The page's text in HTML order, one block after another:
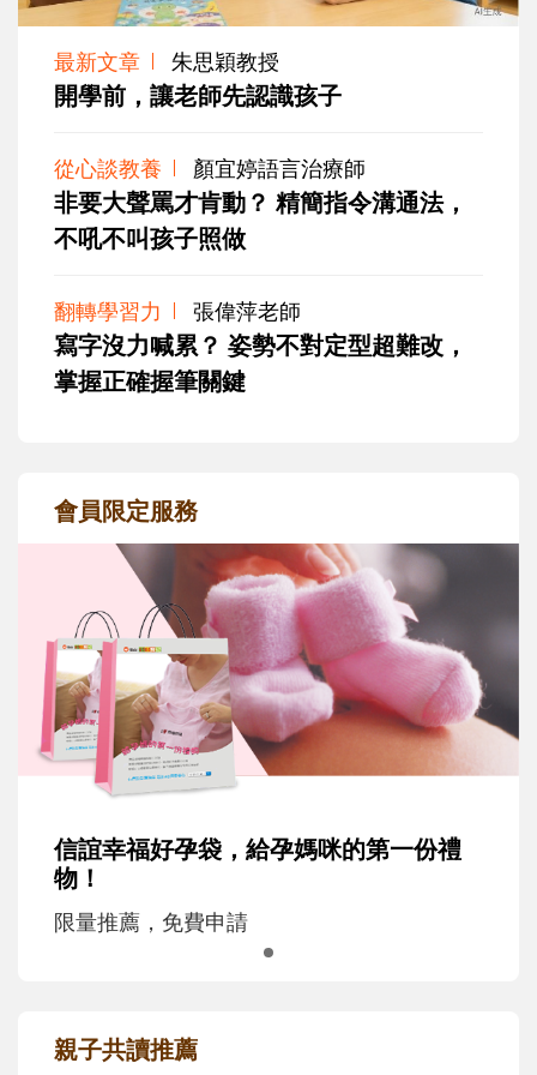
最新文章 朱思穎教授
開學前，讓老師先認識孩子
從心談教養 顏宜婷語言治療師
非要大聲罵才肯動？ 精簡指令溝通法，
不吼不叫孩子照做
翻轉學習力 張偉萍老師
寫字沒力喊累？ 姿勢不對定型超難改，
掌握正確握筆關鍵
會員限定服務
信誼幸福好孕袋，給孕媽咪的第一份禮
物！
限量推薦，免費申請
親子共讀推薦